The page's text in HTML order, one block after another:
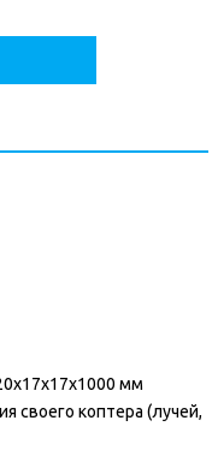
мм
своего коптера (лучей,